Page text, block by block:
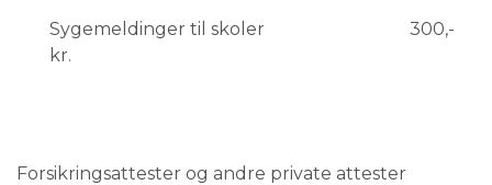
Sygemeldinger til skoler 300,-
kr.
Forsikringsattester og andre private attester